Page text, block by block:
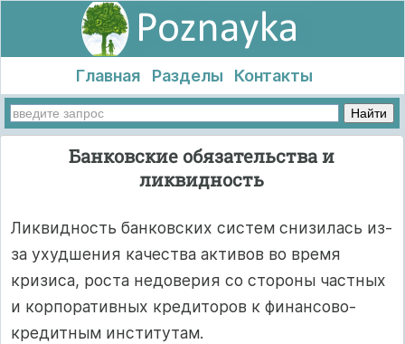
Главная Разделы Контакты
Банковские обязательства и
ликвидность
Ликвидность банковских систем снизилась из-
за ухудшения качества активов во время
кризиса, роста недоверия со стороны частных
и корпоративных кредиторов к финансово-
кредитным институтам.